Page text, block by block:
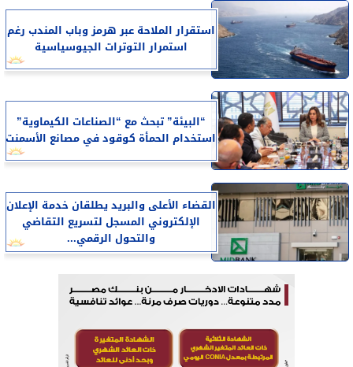
استقرار الملاحة عبر هرمز وباب المندب رغم
استمرار التوترات الجيوسياسية
“البيئة” تبحث مع “الصناعات الكيماوية”
استخدام الحمأة كوقود في مصانع الأسمنت
القضاء الأعلى والبريد يطلقان خدمة الإعلان
الإلكتروني المسجل لتسريع التقاضي
والتحول الرقمي...